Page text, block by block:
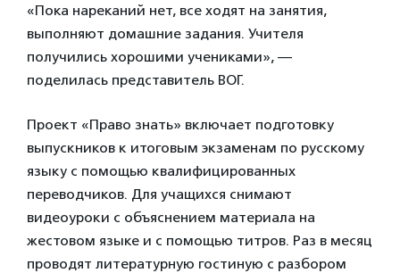
«Пока нареканий нет, все ходят на занятия,
выполняют домашние задания. Учителя
получились хорошими учениками», —
поделилась представитель ВОГ.
Проект «Право знать» включает подготовку
выпускников к итоговым экзаменам по русскому
языку с помощью квалифицированных
переводчиков. Для учащихся снимают
видеоуроки с объяснением материала на
жестовом языке и с помощью титров. Раз в месяц
проводят литературную гостиную с разбором